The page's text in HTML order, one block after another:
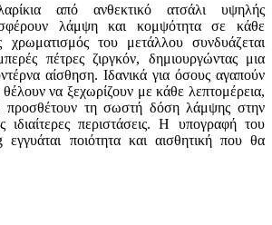
από ανθεκτικό ατσάλι υψηλής
λάμψη και κομψότητα σε κάθε
του μετάλλου συνδυάζεται
πέτρες ζιργκόν, δημιουργώντας μια
αίσθηση. Ιδανικά για όσους αγαπούν
να ξεχωρίζουν με κάθε λεπτομέρεια,
προσθέτουν τη σωστή δόση λάμψης στην
ιδιαίτερες περιστάσεις. Η υπογραφή του
ποιότητα και αισθητική που θα